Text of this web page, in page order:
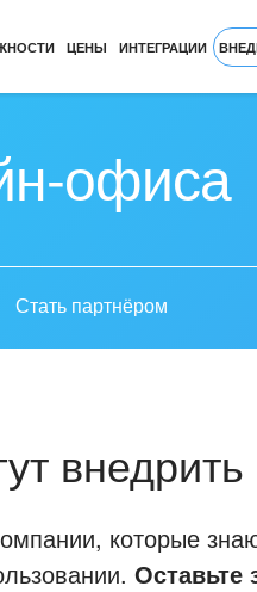
ЦЕНЫ ИНТЕГРАЦИИ
офиса
Стать партнёром
внедрить
которые
Оставьте